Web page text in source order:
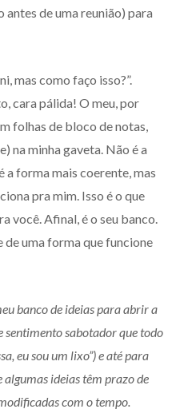
de uma reunião) para
mas como faço isso?”.
cara pálida! O meu, por
folhas de bloco de notas,
na minha gaveta. Não é a
a forma mais coerente, mas
pra mim. Isso é o que
você. Afinal, é o seu banco.
de uma forma que funcione
banco de ideias para abrir a
sabotador que todo
eu sou um lixo”) e até para
ideias têm prazo de
com o tempo.